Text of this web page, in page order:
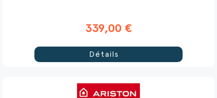
339,00 €
Détails